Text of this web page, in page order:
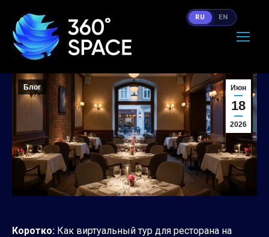
Июн
18
2026
Блог
Коротко: Как виртуальный тур для ресторана на
RU EN